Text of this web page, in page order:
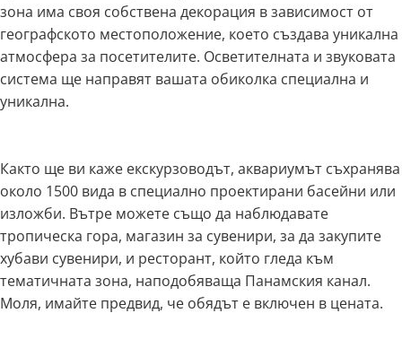
зона има своя собствена декорация в зависимост от
географското местоположение, което създава уникална
атмосфера за посетителите. Осветителната и звуковата
система ще направят вашата обиколка специална и
уникална.
Както ще ви каже екскурзоводът, аквариумът съхранява
около 1500 вида в специално проектирани басейни или
изложби. Вътре можете също да наблюдавате
тропическа гора, магазин за сувенири, за да закупите
хубави сувенири, и ресторант, който гледа към
тематичната зона, наподобяваща Панамския канал.
Моля, имайте предвид, че обядът е включен в цената.